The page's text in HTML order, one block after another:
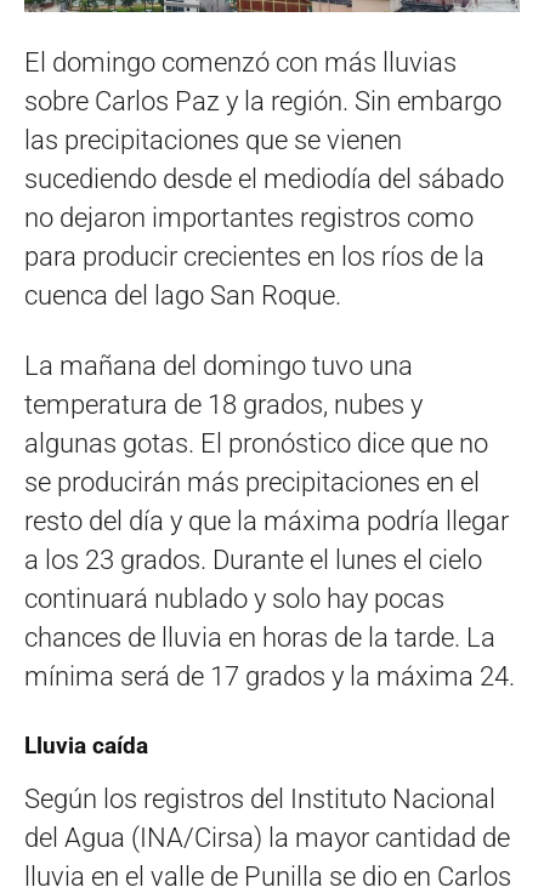
El domingo comenzó con más lluvias
sobre Carlos Paz y la región. Sin embargo
las precipitaciones que se vienen
sucediendo desde el mediodía del sábado
no dejaron importantes registros como
para producir crecientes en los ríos de la
cuenca del lago San Roque.
La mañana del domingo tuvo una
temperatura de 18 grados, nubes y
algunas gotas. El pronóstico dice que no
se producirán más precipitaciones en el
resto del día y que la máxima podría llegar
a los 23 grados. Durante el lunes el cielo
continuará nublado y solo hay pocas
chances de lluvia en horas de la tarde. La
mínima será de 17 grados y la máxima 24.
Lluvia caída
Según los registros del Instituto Nacional
del Agua (INA/Cirsa) la mayor cantidad de
lluvia en el valle de Punilla se dio en Carlos